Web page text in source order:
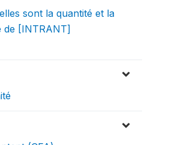
sont la quantité et la
de [INTRANT]